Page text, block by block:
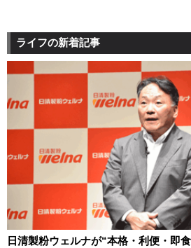
ライフの新着記事
日清製粉ウェルナが“本格・利便・即